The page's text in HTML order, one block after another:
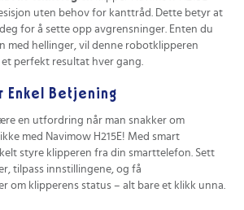
uten behov for kanttråd. Dette betyr at
for å sette opp avgrensninger. Enten du
med hellinger, vil denne robotklipperen
perfekt resultat hver gang.
Betjening
en utfordring når man snakker om
med Navimow H215E! Med smart
styre klipperen fra din smarttelefon. Sett
tilpass innstillingene, og få
om klipperens status – alt bare et klikk unna.